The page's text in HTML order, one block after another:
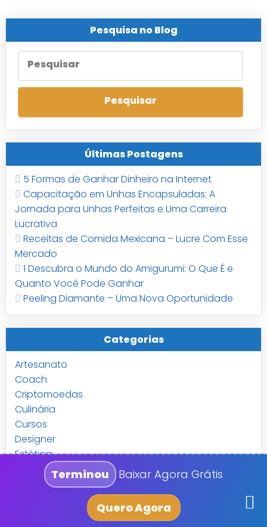
Terminou Baixar Agora Grátis
Quero Agora
Pesquisa no Blog
Últimas Postagens
5 Formas de Ganhar Dinheiro na Internet
Capacitação em Unhas Encapsuladas: A
Jornada para Unhas Perfeitas e Uma Carreira
Lucrativa
Receitas de Comida Mexicana – Lucre Com Esse
Mercado
1 Descubra o Mundo do Amigurumi: O Que É e
Quanto Você Pode Ganhar
Peeling Diamante – Uma Nova Oportunidade
Categorias
Artesanato
Coach
Criptomoedas
Culinária
Cursos
Designer
Estética
Internet Marketing
Marketing Multinível